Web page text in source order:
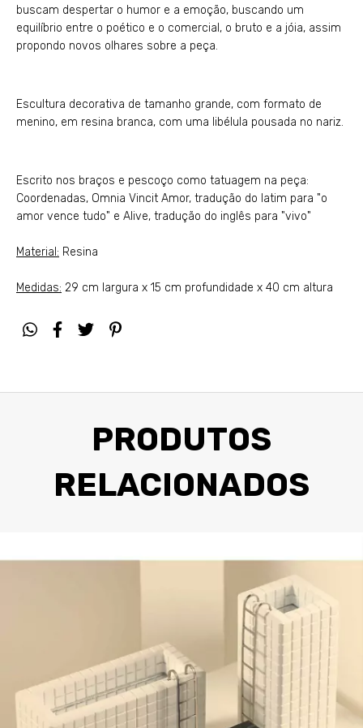
buscam despertar o humor e a emoção, buscando um
equilíbrio entre o poético e o comercial, o bruto e a jóia, assim
propondo novos olhares sobre a peça.
Escultura decorativa de tamanho grande, com formato de
menino, em resina branca, com uma libélula pousada no nariz.
Escrito nos braços e pescoço como tatuagem na peça:
Coordenadas, Omnia Vincit Amor, tradução do latim para "o
amor vence tudo" e Alive, tradução do inglês para "vivo"
Material: Resina
Medidas: 29 cm largura x 15 cm profundidade x 40 cm altura
PRODUTOS
RELACIONADOS